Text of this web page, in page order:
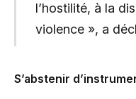
l’hostilité, à la
violence », a
S’abstenir